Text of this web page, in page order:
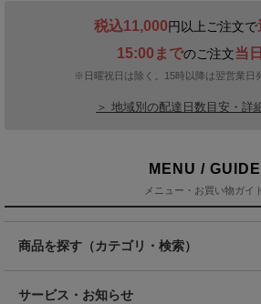
税込11,000円以上ご注文で
15:00までのご注文当
※日曜祝日は除く。15時以降は翌営業日
＞ 地域別の配達日数目安・詳
MENU / GUIDE
メニュー・お買い物ガイ
商品を探す（カテゴリ・検索）
サービス・お知らせ